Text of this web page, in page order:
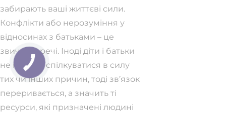
забирають ваші життєві сили.
Конфлікти або нерозуміння у
відносинах з батьками – це
звичайні речі. Іноді діти і батьки
не можуть спілкуватися в силу
тих чи інших причин, тоді зв’язок
переривається, а значить ті
ресурси, які призначені людині